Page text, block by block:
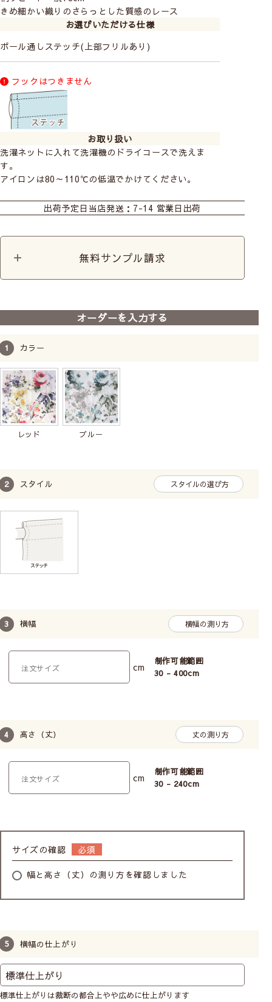
きめ細かい織りのさらっとした質感のレース
お選びいただける仕様
ポール通しステッチ(上部フリルあり)
フックはつきません
お取り扱い
洗濯ネットに入れて洗濯機のドライコースで洗えま
す。
アイロンは80～110℃の低温でかけてください。
出荷予定日 当店発送：7-14 営業日出荷
無料サンプル請求
オーダーを入力する
カラー
レッド ブルー
スタイル スタイルの選び方
横幅 横幅の測り方
cm
制作可能範囲
30 - 400cm
高さ（丈） 丈の測り方
cm
制作可能範囲
30 - 240cm
サイズの確認
幅と高さ（丈）の測り方を確認しました
横幅の仕上がり
標準仕上がりは裁断の都合上やや広めに仕上がります